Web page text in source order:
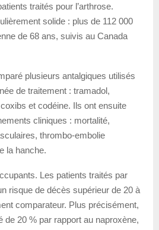
traités pour l’arthrose.
solide : plus de 112 000
de 68 ans, suivis au Canada
plusieurs antalgiques utilisés
de traitement : tramadol,
et codéine. Ils ont ensuite
cliniques : mortalité,
thrombo-embolie
la hanche.
Les patients traités par
risque de décès supérieur de 20 à
comparateur. Plus précisément,
de 20 % par rapport au naproxène,